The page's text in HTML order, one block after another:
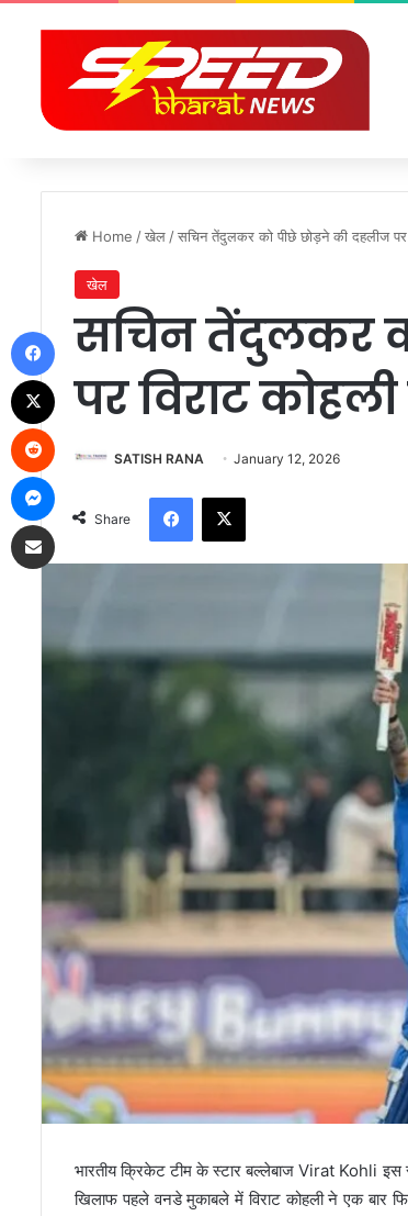
Home /खेल /सचिन तेंदुलकर को पीछे छोड़ने की दहलीज पर
खेल
सचिन तेंदुलकर
पर विराट कोहली
SATISH RANA January 12, 2026
Share
Facebook
X
भारतीय क्रिकेट टीम के स्टार बल्लेबाजVirat Kohli इस
खिलाफ पहले वनडे मुकाबले में विराट कोहली ने एक बार
Facebook
Share via Email